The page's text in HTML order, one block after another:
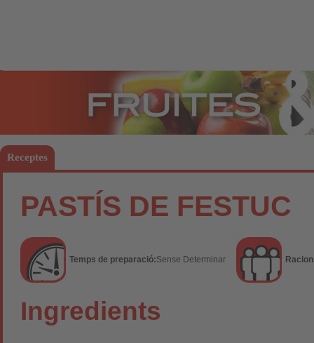
Receptes
PASTÍS DE FESTUC
Temps de preparació:Sense Determinar
Ingredients